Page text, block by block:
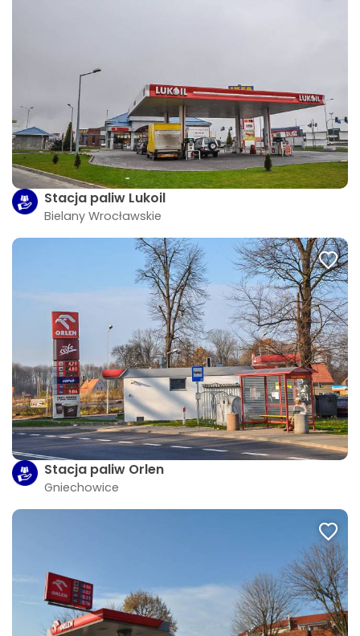
Stacja paliw Lukoil
Bielany Wrocławskie
Stacja paliw Orlen
Gniechowice